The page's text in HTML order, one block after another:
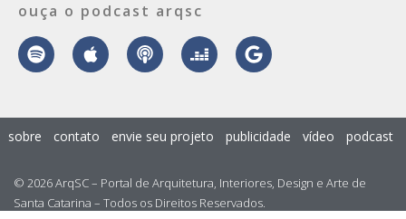
ouça o podcast arqsc
© 2026 ArqSC – Portal de Arquitetura, Interiores, Design e Arte de
Santa Catarina – Todos os Direitos Reservados.
sobre contato envie seu projeto publicidade vídeo podcast